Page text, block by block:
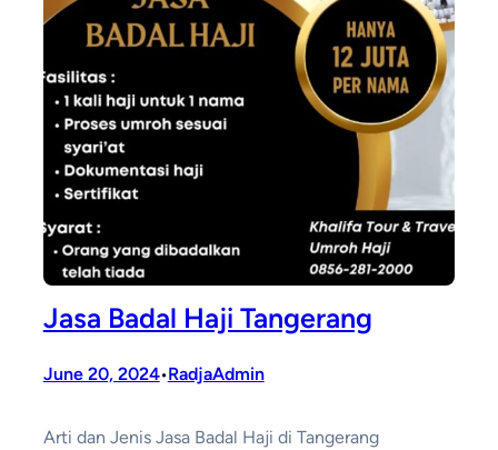
Jasa Badal Haji Tangerang
June 20, 2024•RadjaAdmin
Arti dan Jenis Jasa Badal Haji di Tangerang